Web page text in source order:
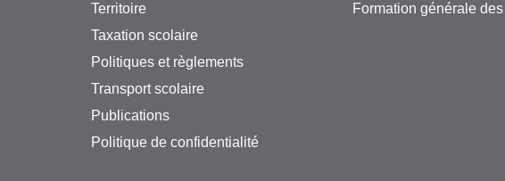
Territoire
Taxation scolaire
Politiques et règlements
Transport scolaire
Publications
Politique de confidentialité
Formation générale